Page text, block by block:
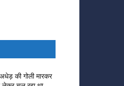
की गोली मारकर